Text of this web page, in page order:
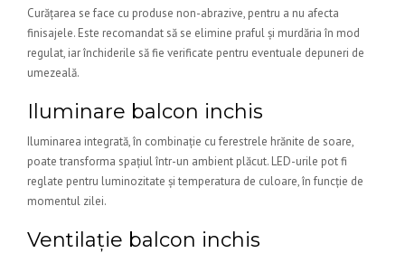
Curățarea se face cu produse non-abrazive, pentru a nu afecta
finisajele. Este recomandat să se elimine praful și murdăria în mod
regulat, iar închiderile să fie verificate pentru eventuale depuneri de
umezeală.
Iluminare balcon inchis
Iluminarea integrată, în combinație cu ferestrele hrănite de soare,
poate transforma spațiul într-un ambient plăcut. LED-urile pot fi
reglate pentru luminozitate și temperatura de culoare, în funcție de
momentul zilei.
Ventilație balcon inchis